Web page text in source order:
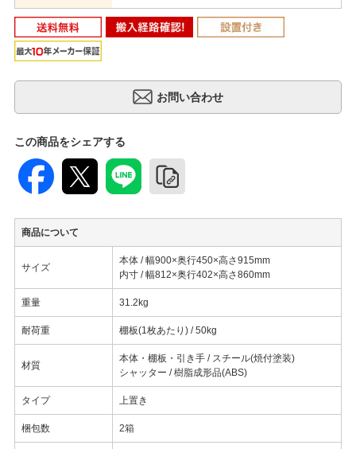
この商品をシェアする
商品について
サイズ
本体 / 幅900×奥行450×高さ915mm
内寸 / 幅812×奥行402×高さ860mm
重量 31.2kg
耐荷重 棚板(1枚あたり) / 50kg
材質
本体・棚板・引き手 / スチール(焼付塗装)
シャッター / 樹脂成形品(ABS)
タイプ 上置き
梱包数 2箱